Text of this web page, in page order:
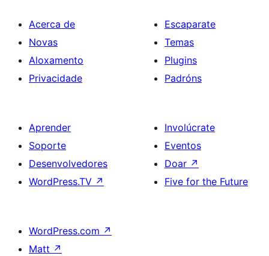
Acerca de
Novas
Aloxamento
Privacidade
Escaparate
Temas
Plugins
Padróns
Aprender
Soporte
Desenvolvedores
WordPress.TV ↗
Involúcrate
Eventos
Doar ↗
Five for the Future
WordPress.com ↗
Matt ↗